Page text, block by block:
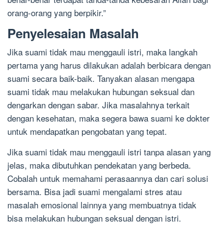
orang-orang yang berpikir.”
Penyelesaian Masalah
Jika suami tidak mau menggauli istri, maka langkah
pertama yang harus dilakukan adalah berbicara dengan
suami secara baik-baik. Tanyakan alasan mengapa
suami tidak mau melakukan hubungan seksual dan
dengarkan dengan sabar. Jika masalahnya terkait
dengan kesehatan, maka segera bawa suami ke dokter
untuk mendapatkan pengobatan yang tepat.
Jika suami tidak mau menggauli istri tanpa alasan yang
jelas, maka dibutuhkan pendekatan yang berbeda.
Cobalah untuk memahami perasaannya dan cari solusi
bersama. Bisa jadi suami mengalami stres atau
masalah emosional lainnya yang membuatnya tidak
bisa melakukan hubungan seksual dengan istri.